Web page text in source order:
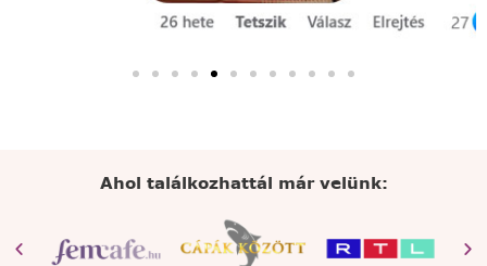
Ahol találkozhattál már velünk: